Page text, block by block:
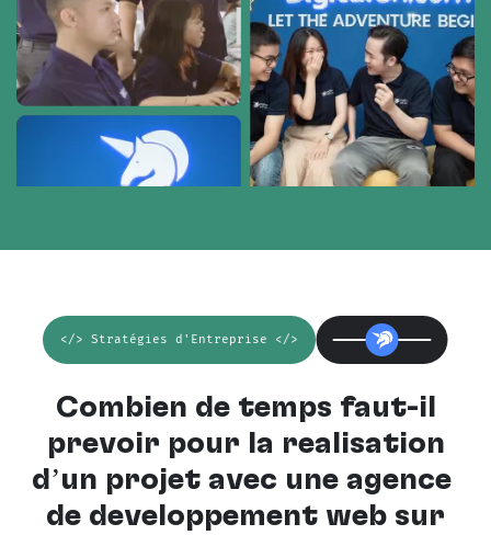
</> Stratégies d'Entreprise </>
Combien de temps faut-il
prévoir pour la réalisation
d’un projet avec une agence
de développement web sur